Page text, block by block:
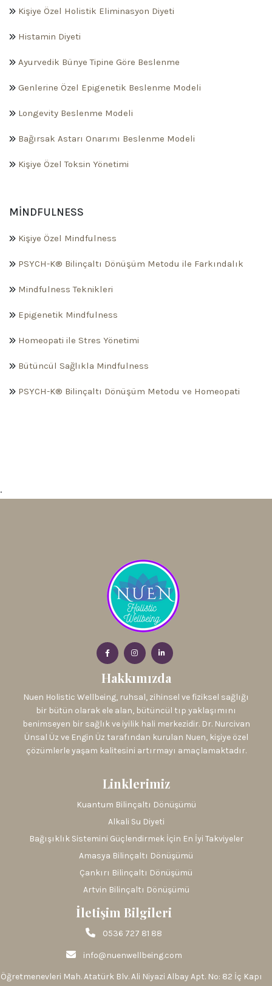
Kişiye Özel Holistik Eliminasyon Diyeti
Histamin Diyeti
Ayurvedik Bünye Tipine Göre Beslenme
Genlerine Özel Epigenetik Beslenme Modeli
Longevity Beslenme Modeli
Bağırsak Astarı Onarımı Beslenme Modeli
Kişiye Özel Toksin Yönetimi
MINDFULNESS
Kişiye Özel Mindfulness
PSYCH-K® Bilinçaltı Dönüşüm Metodu ile Farkındalık
Mindfulness Teknikleri
Epigenetik Mindfulness
Homeopati ile Stres Yönetimi
Bütüncül Sağlıkla Mindfulness
PSYCH-K® Bilinçaltı Dönüşüm Metodu ve Homeopati
.
Hakkımızda
Nuen Holistic Wellbeing, ruhsal, zihinsel ve fiziksel sağlığı
bir bütün olarak ele alan, bütüncül tıp yaklaşımını
benimseyen bir sağlık ve iyilik hali merkezidir. Dr. Nurcivan
Ünsal Üz ve Engin Üz tarafından kurulan Nuen, kişiye özel
çözümlerle yaşam kalitesini artırmayı amaçlamaktadır.
Linklerimiz
Kuantum Bilinçaltı Dönüşümü
Alkali Su Diyeti
Bağışıklık Sistemini Güçlendirmek İçin En İyi Takviyeler
Amasya Bilinçaltı Dönüşümü
Çankırı Bilinçaltı Dönüşümü
Artvin Bilinçaltı Dönüşümü
İletişim Bilgileri
0536 727 81 88
info@nuenwellbeing.com
Öğretmenevleri Mah. Atatürk Blv. Ali Niyazi Albay Apt. No: 82 İç Kapı